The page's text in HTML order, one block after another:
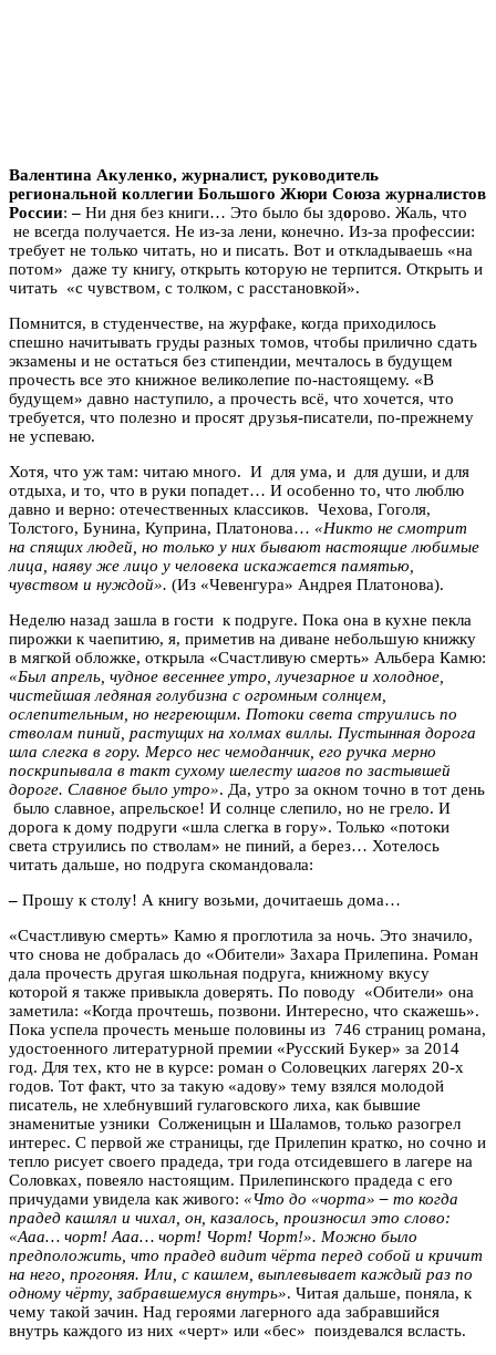
Валентина Акуленко, журналист, руководитель
региональной коллегии Большого Жюри Союза журналистов
России:– Ни дня без книги… Это было бы здорово. Жаль, что
не всегда получается. Не из-за лени, конечно. Из-за профессии:
требует не только читать, но и писать. Вот и откладываешь «на
потом» даже ту книгу, открыть которую не терпится. Открыть и
читать «с чувством, с толком, с расстановкой».
Помнится, в студенчестве, на журфаке, когда приходилось
спешно начитывать груды разных томов, чтобы прилично сдать
экзамены и не остаться без стипендии, мечталось в будущем
прочесть все это книжное великолепие по-настоящему. «В
будущем» давно наступило, а прочесть всё, что хочется, что
требуется, что полезно и просят друзья-писатели, по-прежнему
не успеваю.
Хотя, что уж там: читаю много. И для ума, и для души, и для
отдыха, и то, что в руки попадет… И особенно то, что люблю
давно и верно: отечественных классиков. Чехова, Гоголя,
Толстого, Бунина, Куприна, Платонова… «Никто не смотрит
на спящих людей, но только у них бывают настоящие любимые
лица, наяву же лицо у человека искажается памятью,
чувством и нуждой». (Из «Чевенгура» Андрея Платонова).
Неделю назад зашла в гости к подруге. Пока она в кухне пекла
пирожки к чаепитию, я, приметив на диване небольшую книжку
в мягкой обложке, открыла «Счастливую смерть» Альбера Камю:
«Был апрель, чудное весеннее утро, лучезарное и холодное,
чистейшая ледяная голубизна с огромным солнцем,
ослепительным, но негреющим. Потоки света струились по
стволам пиний, растущих на холмах виллы. Пустынная дорога
шла слегка в гору. Мерсо нес чемоданчик, его ручка мерно
поскрипывала в такт сухому шелесту шагов по застывшей
дороге. Славное было утро». Да, утро за окном точно в тот день
было славное, апрельское! И солнце слепило, но не грело. И
дорога к дому подруги «шла слегка в гору». Только «потоки
света струились по стволам» не пиний, а берез… Хотелось
читать дальше, но подруга скомандовала:
– Прошу к столу! А книгу возьми, дочитаешь дома…
«Счастливую смерть» Камю я проглотила за ночь. Это значило,
что снова не добралась до «Обители» Захара Прилепина. Роман
дала прочесть другая школьная подруга, книжному вкусу
которой я также привыкла доверять. По поводу «Обители» она
заметила: «Когда прочтешь, позвони. Интересно, что скажешь».
Пока успела прочесть меньше половины из 746 страниц романа,
удостоенного литературной премии «Русский Букер» за 2014
год. Для тех, кто не в курсе: роман о Соловецких лагерях 20-х
годов. Тот факт, что за такую «адову» тему взялся молодой
писатель, не хлебнувший гулаговского лиха, как бывшие
знаменитые узники Солженицын и Шаламов, только разогрел
интерес. С первой же страницы, где Прилепин кратко, но сочно и
тепло рисует своего прадеда, три года отсидевшего в лагере на
Соловках, повеяло настоящим. Прилепинского прадеда с его
причудами увидела как живого: «Что до «чорта»– то когда
прадед кашлял и чихал, он, казалось, произносил это слово:
«Ааа… чорт! Ааа… чорт! Чорт! Чорт!». Можно было
предположить, что прадед видит чёрта перед собой и кричит
на него, прогоняя. Или, с кашлем, выплевывает каждый раз по
одному чёрту, забравшемуся внутрь». Читая дальше, поняла, к
чему такой зачин. Над героями лагерного ада забравшийся
внутрь каждого из них «черт» или «бес» поиздевался всласть.